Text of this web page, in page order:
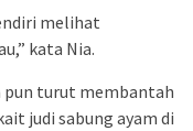
melihat
kata Nia.
pun turut membantah
judi sabung ayam di